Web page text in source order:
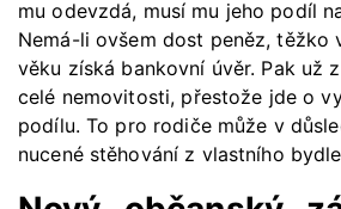
mu odevzdá, musí mu jeho podíl
Nemá-li ovšem dost peněz, těžko
věku získá bankovní úvěr. Pak už
celé nemovitosti, přestože jde o
podílu. To pro rodiče může v
nucené stěhování z vlastního